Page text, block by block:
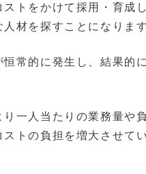
トをかけて採用・育成
材を探すことになります
常的に発生し、結果的
一人当たりの業務量や
トの負担を増大させて